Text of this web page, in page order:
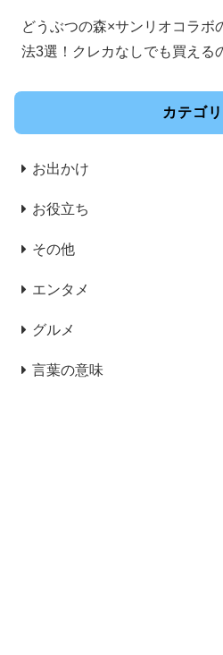
どうぶつの森×サンリオコラボ
法3選！クレカなしでも買える
カテゴ
お出かけ
お役立ち
その他
エンタメ
グルメ
言葉の意味